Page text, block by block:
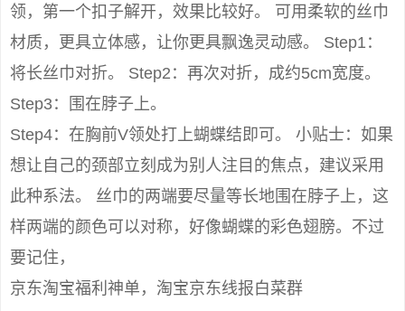
领，第一个扣子解开，效果比较好。 可用柔软的丝巾
材质，更具立体感，让你更具飘逸灵动感。 Step1：
将长丝巾对折。 Step2：再次对折，成约5cm宽度。
Step3：围在脖子上。
Step4：在胸前V领处打上蝴蝶结即可。 小贴士：如果
想让自己的颈部立刻成为别人注目的焦点，建议采用
此种系法。 丝巾的两端要尽量等长地围在脖子上，这
样两端的颜色可以对称，好像蝴蝶的彩色翅膀。不过
要记住，
京东淘宝福利神单，淘宝京东线报白菜群